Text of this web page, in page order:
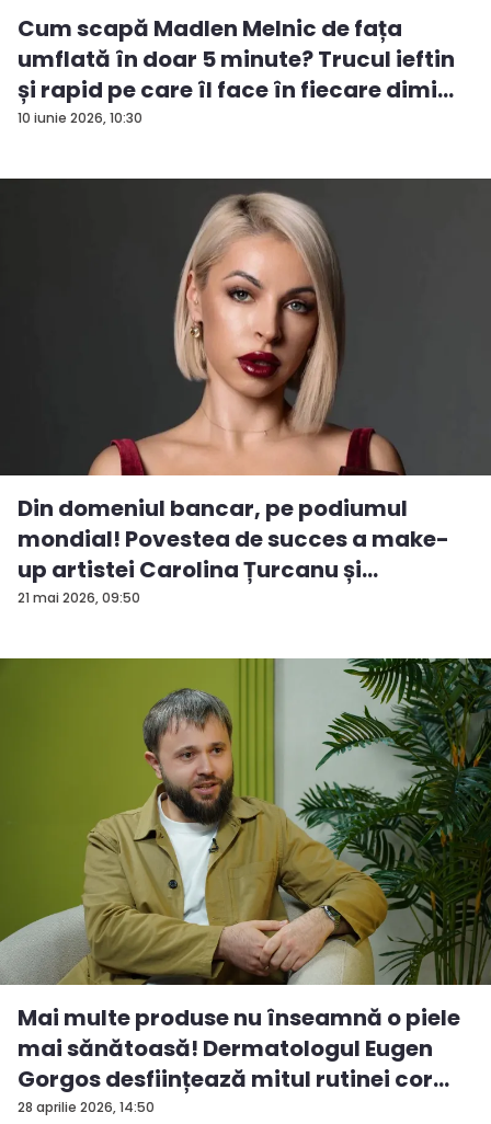
10 iunie 2026, 10:30
Cum scapă Madlen Melnic de fața
umflată în doar 5 minute? Trucul ieftin
și rapid pe care îl face în fiecare dimi...
21 mai 2026, 09:50
Din domeniul bancar, pe podiumul
mondial! Povestea de succes a make-
up artistei Carolina Țurcanu și
tendințe...
28 aprilie 2026, 14:50
Mai multe produse nu înseamnă o piele
mai sănătoasă! Dermatologul Eugen
Gorgos desființează mitul rutinei cor...